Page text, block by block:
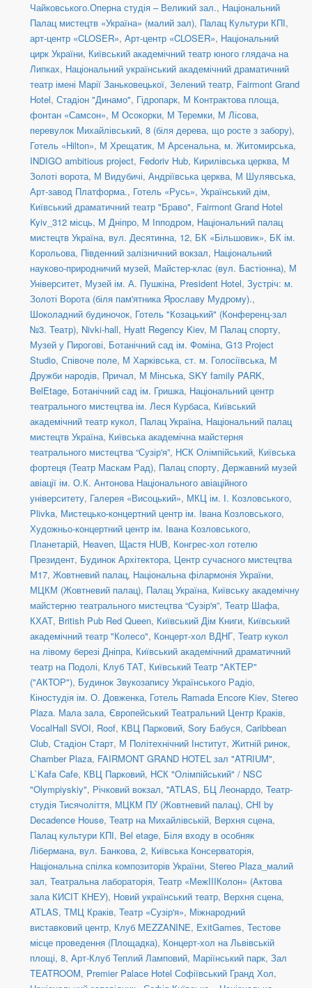
Чайковського.Оперна студія – Великий зал., Національний
Палац мистецтв «Україна» (малий зал), Палац Культури КПІ,
арт-центр «CLOSER», Арт-центр «CLOSER», Національний
цирк України, Київський академічний театр юного глядача на
Липках, Національний український академічний драматичний
театр імені Марії Заньковецької, Зелений театр, Fairmont Grand
Hotel, Стадіон "Динамо", Гідропарк, М Контрактова площа,
фонтан «Самсон», М Осокорки, М Теремки, М Лісова,
перевулок Михайлівський, 8 (біля дерева, що росте з забору),
Готель «Hilton», М Хрещатик, М Арсенальна, м. Житомирська,
INDIGO ambitious project, Fedoriv Hub, Кирилівська церква, М
Золоті ворота, М Видубичі, Андріївська церква, М Шулявська,
Арт-завод Платформа., Готель «Русь», Український дім,
Київський драматичний театр "Браво", Fairmont Grand Hotel
Kyiv_312 місць, М Дніпро, М Іпподром, Національний палац
мистецтв Україна, вул. Десятинна, 12, БК «Більшовик», БК ім.
Корольова, Південний залізничний вокзал, Національний
науково-природничий музей, Майстер-клас (вул. Бастіонна), М
Університет, Музей ім. А. Пушкіна, President Hotel, Зустріч: м.
Золоті Ворота (біля пам'ятника Ярославу Мудрому).,
Шоколадний будиночок, Готель "Козацький" (Конференц-зал
№3. Театр), Nivki-hall, Hyatt Regency Kiev, М Палац спорту,
Музей у Пирогові, Ботанічний сад ім. Фоміна, G13 Project
Studio, Співоче поле, М Харківська, ст. м. Голосіївська, М
Дружби народів, Причал, М Мінська, SKY family PARK,
BelEtage, Ботанічний сад ім. Гришка, Національний центр
театрального мистецтва ім. Леся Курбаса, Київський
академічний театр кукол, Палац Україна, Національний палац
мистецтв Україна, Київська академічна майстерня
театрального мистецтва “Сузір'я”, НСК Олімпійський, Київська
фортеця (Театр Маскам Рад), Палац спорту, Державний музей
авіації ім. О.К. Антонова Національного авіаційного
університету, Галерея «Висоцький», МКЦ ім. І. Козловського,
Plivka, Мистецько-концертний центр ім. Івана Козловського,
Художньо-концертний центр ім. Івана Козловського,
Планетарій, Heaven, Щастя HUB, Конгрес-хол готелю
Президент, Будинок Архітектора, Центр сучасного мистецтва
М17, Жовтневий палац, Національна філармонія України,
МЦКМ (Жовтневий палац), Палац Україна, Київську академічну
майстерню театрального мистецтва “Сузір'я”, Театр Шафа,
КХАТ, British Pub Red Queen, Київський Дім Книги, Київський
академічний театр "Колесо", Концерт-хол ВДНГ, Театр кукол
на лівому березі Дніпра, Київський академічний драматичний
театр на Подолі, Клуб ТАТ, Київський Театр "АКТЕР"
("АКТОР"), Будинок Звукозапису Українського Радіо,
Кіностудія ім. О. Довженка, Готель Ramada Encore Kiev, Stereo
Plaza. Мала зала, Європейський Театральний Центр Краків,
VocalHall SVOI, Roof, КВЦ Парковий, Sory Бабуся, Caribbean
Club, Стадіон Старт, М Політехнічний Інститут, Житній ринок,
Chamber Plaza, FAIRMONT GRAND HOTEL зал "ATRIUM",
L`Kafa Cafe, КВЦ Парковий, НСК "Олімпійський" / NSC
"Olympiyskiy", Річковий вокзал, ''ATLAS, БЦ Леонардо, Театр-
студія Тисячоліття, МЦКМ ПУ (Жовтневий палац), CHI by
Decadence House, Театр на Михайлівській, Верхня сцена,
Палац культури КПІ, Bel etage, Біля входу в особняк
Лібермана, вул. Банкова, 2, Київська Консерваторія,
Національна спілка композиторів України, Stereo Plaza_малий
зал, Театральна лабораторія, Театр «МежIIIКолон» (Актова
зала КИСІТ КНЕУ), Новий український театр, Верхня сцена,
ATLAS, ТМЦ Краків, Театр «Сузір'я», Міжнародний
виставковий центр, Клуб MEZZANINE, ExitGames, Тестове
місце проведення (Площадка), Концерт-хол на Львівській
площі, 8, Арт-Клуб Теплий Ламповий, Маріїнський парк, Зал
TEATROOM, Premier Palace Hotel Софіївський Гранд Хол,